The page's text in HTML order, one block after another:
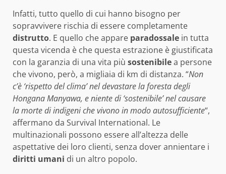
Infatti, tutto quello di cui hanno bisogno per
sopravvivere rischia di essere completamente
distrutto. E quello che appare paradossale in tutta
questa vicenda è che questa estrazione è giustificata
con la garanzia di una vita più sostenibilea persone
che vivono, però, a migliaia di km di distanza. “Non
c’è ‘rispetto del clima’ nel devastare la foresta degli
Hongana Manyawa, e niente di ‘sostenibile’ nel causare
la morte di indigeni che vivono in modo autosufficiente“,
affermano da Survival International. Le
multinazionali possono essere all’altezza delle
aspettative dei loro clienti, senza dover annientare i
diritti umani di un altro popolo.